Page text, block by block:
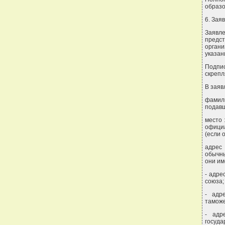
6.
В
место
(если
адрес
они
-
союза;
-
-